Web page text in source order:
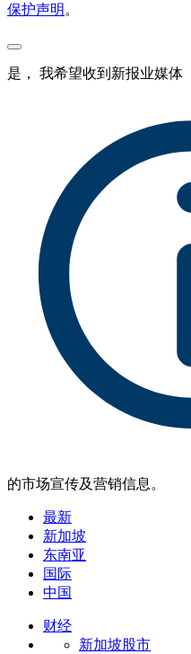
保护声明 。
是， 我希望收到新报业媒体
的市场宣传及营销信息。
最新
新加坡
东南亚
国际
中国
财经
新加坡股市